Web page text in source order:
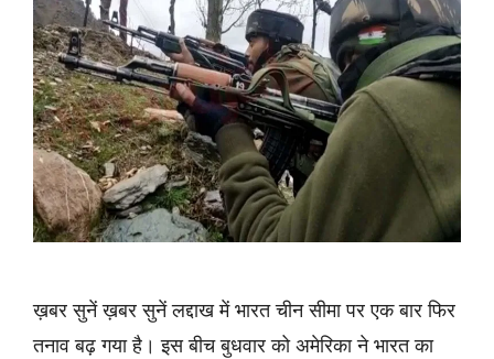
ख़बर सुनें ख़बर सुनें लद्दाख में भारत चीन सीमा पर एक बार फिर
तनाव बढ़ गया है। इस बीच बुधवार को अमेरिका ने भारत का